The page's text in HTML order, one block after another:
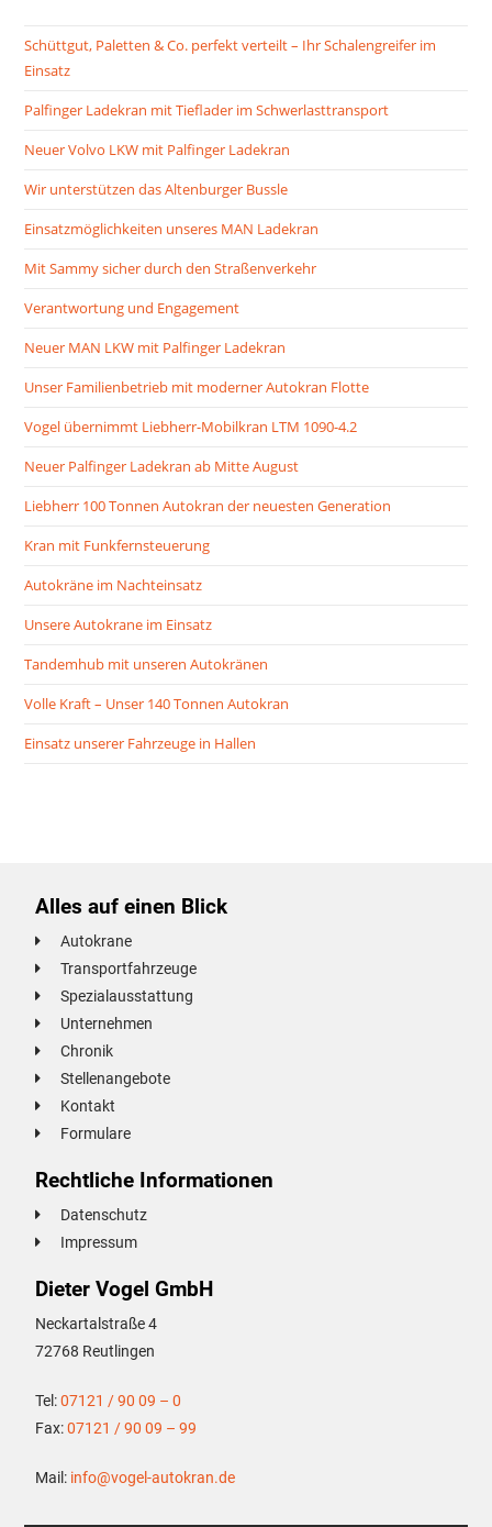
Schüttgut, Paletten & Co. perfekt verteilt – Ihr Schalengreifer im
Einsatz
Palfinger Ladekran mit Tieflader im Schwerlasttransport
Neuer Volvo LKW mit Palfinger Ladekran
Wir unterstützen das Altenburger Bussle
Einsatzmöglichkeiten unseres MAN Ladekran
Mit Sammy sicher durch den Straßenverkehr
Verantwortung und Engagement
Neuer MAN LKW mit Palfinger Ladekran
Unser Familienbetrieb mit moderner Autokran Flotte
Vogel übernimmt Liebherr-Mobilkran LTM 1090-4.2
Neuer Palfinger Ladekran ab Mitte August
Liebherr 100 Tonnen Autokran der neuesten Generation
Kran mit Funkfernsteuerung
Autokräne im Nachteinsatz
Unsere Autokrane im Einsatz
Tandemhub mit unseren Autokränen
Volle Kraft – Unser 140 Tonnen Autokran
Einsatz unserer Fahrzeuge in Hallen
Alles auf einen Blick
Autokrane
Transportfahrzeuge
Spezialausstattung
Unternehmen
Chronik
Stellenangebote
Kontakt
Formulare
Rechtliche Informationen
Datenschutz
Impressum
Dieter Vogel GmbH
Neckartalstraße 4
72768 Reutlingen
Tel:07121 / 90 09 – 0
Fax:07121 / 90 09 – 99
Mail: info@vogel-autokran.de